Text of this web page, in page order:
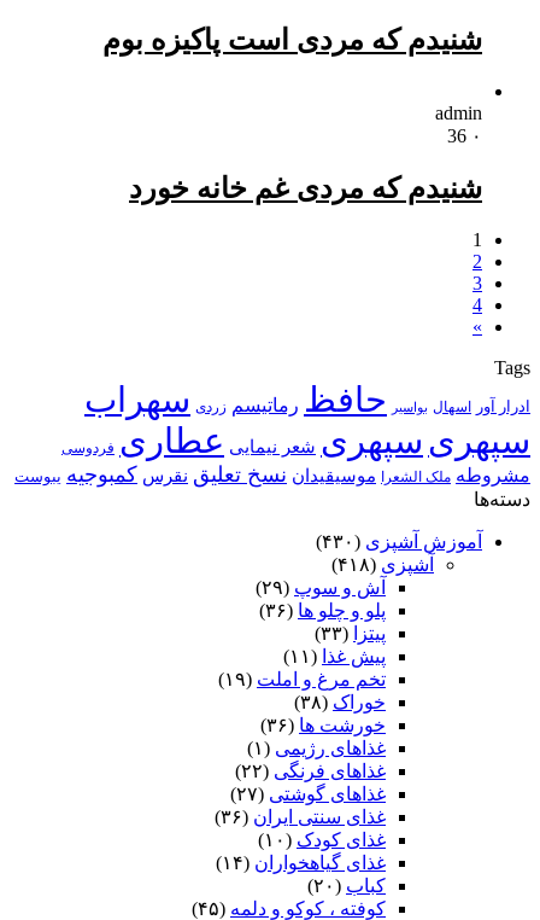
شنیدم که مردی است پاکیزه بوم
admin
۰
شنیدم که مردی غم خانه خورد
1
2
3
4
»
Tags
ادرار آور اسهال بواسیر حافظ رماتیسم زردی سهراب
سپهری سپهری شعر نیمایی عطاری فردوسی
مشروطه ملک الشعرا موسیقیدان نسخ تعلیق نقرس کمبوجیه یبوست
دسته‌ها
آموزش آشپزی (۴۳۰)
آشپزی (۴۱۸)
آش و سوپ (۲۹)
پلو و چلو ها (۳۶)
پیتزا
(۳۳)
پیش غذا (۱۱)
تخم مرغ و املت (۱۹)
خوراک (۳۸)
خورشت ها (۳۶)
غذاهای رژیمی (۱)
غذاهای فرنگی (۲۲)
غذاهای گوشتی (۲۷)
غذای سنتی ایران (۳۶)
غذای کودک (۱۰)
غذای گیاهخواران (۱۴)
کباب (۲۰)
کوفته ، کوکو و دلمه (۴۵)